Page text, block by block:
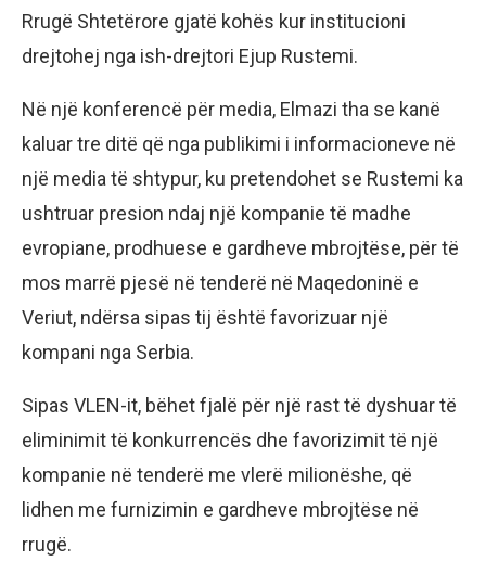
Rrugë Shtetërore gjatë kohës kur institucioni
drejtohej nga ish-drejtori Ejup Rustemi.
Në një konferencë për media, Elmazi tha se kanë
kaluar tre ditë që nga publikimi i informacioneve në
një media të shtypur, ku pretendohet se Rustemi ka
ushtruar presion ndaj një kompanie të madhe
evropiane, prodhuese e gardheve mbrojtëse, për të
mos marrë pjesë në tenderë në Maqedoninë e
Veriut, ndërsa sipas tij është favorizuar një
kompani nga Serbia.
Sipas VLEN-it, bëhet fjalë për një rast të dyshuar të
eliminimit të konkurrencës dhe favorizimit të një
kompanie në tenderë me vlerë milionëshe, që
lidhen me furnizimin e gardheve mbrojtëse në
rrugë.